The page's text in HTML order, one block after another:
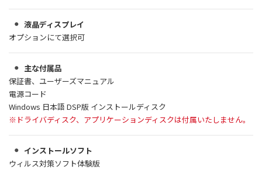
液晶ディスプレイ
オプションにて選択可
主な付属品
保証書、ユーザーズマニュアル
電源コード
Windows 日本語 DSP版 インストールディスク
※ドライバディスク、アプリケーションディスクは付属いたしません。
インストールソフト
ウィルス対策ソフト体験版